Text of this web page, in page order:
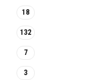
18
132
7
3